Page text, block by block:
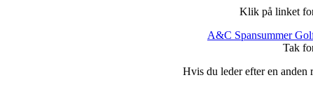
Klik på linket
A&C Spansummer
Tak
Hvis du leder efter en anden